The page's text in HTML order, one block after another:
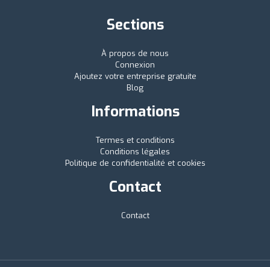
Sections
À propos de nous
Connexion
Ajoutez votre entreprise gratuite
Blog
Informations
Termes et conditions
Conditions légales
Politique de confidentialité et cookies
Contact
Contact